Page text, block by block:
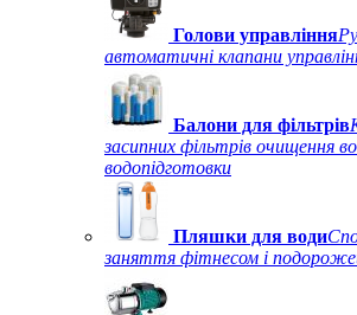
Голови управління
автоматичні клапани
Балони для фільтрів
засипних фільтрів очищення
водопідготовки
Пляшки для води
заняття фітнесом і